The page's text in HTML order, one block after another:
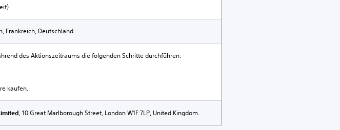
Frankreich, Deutschland
des Aktionszeitraums die folgenden Schritte durchführen:
kaufen.
, 10 Great Marlborough Street, London W1F 7LP, United Kingdom.